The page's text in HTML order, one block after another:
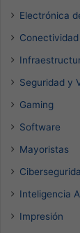
Electrónica
Conectividad
Seguridad y
Gaming
Software
Mayoristas
Inteligencia
Impresión